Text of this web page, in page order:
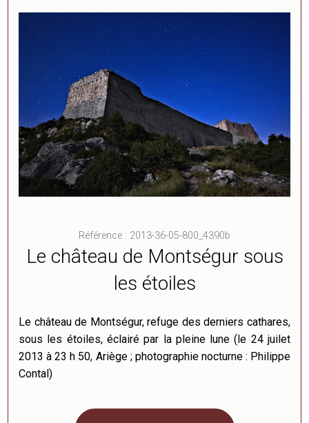
Référence : 2013-36-05-800_4390b
Le château de Montségur sous
les étoiles
Le château de Montségur, refuge des derniers cathares,
sous les étoiles, éclairé par la pleine lune (le 24 juilet
2013 à 23 h 50, Ariège ; photographie nocturne : Philippe
Contal)